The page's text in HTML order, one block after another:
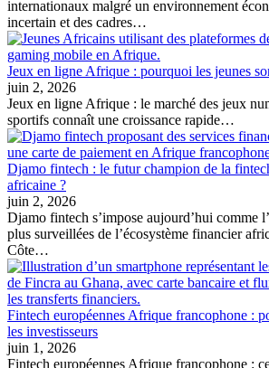
internationaux malgré un environnement
incertain et des cadres…
Jeux en ligne Afrique : pourquoi les jeunes
juin 2, 2026
Jeux en ligne Afrique : le marché des jeux
sportifs connaît une croissance rapide…
Djamo fintech : le futur champion de la
africaine ?
juin 2, 2026
Djamo fintech s’impose aujourd’hui comme
plus surveillées de l’écosystème financier
Côte…
Fintech européennes Afrique francophone :
les investisseurs
juin 1, 2026
Fintech européennes Afrique francophone :